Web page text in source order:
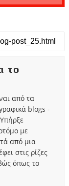
το
από τα
blogs -
με
από μια
στις ρίζες
όπως το